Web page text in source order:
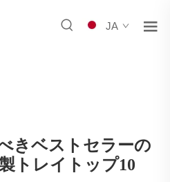
JA
きベストセラーの
トレイトップ10